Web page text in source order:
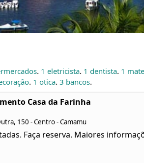
. 1 eletricista. 1 dentista. 1
. 1 otica. 3 bancos.
Casa da Farinha
150 - Centro - Camamu
Faça reserva. Maiores